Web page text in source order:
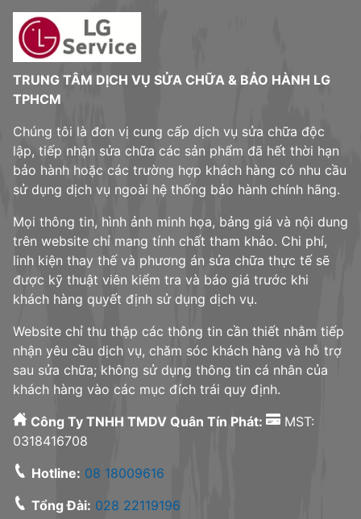
TRUNG TÂM DỊCH VỤ SỬA CHỮA & BẢO HÀNH LG
TPHCM
Chúng tôi là đơn vị cung cấp dịch vụ sửa chữa độc
lập, tiếp nhận sửa chữa các sản phẩm đã hết thời hạn
bảo hành hoặc các trường hợp khách hàng có nhu cầu
sử dụng dịch vụ ngoài hệ thống bảo hành chính hãng.
Mọi thông tin, hình ảnh minh họa, bảng giá và nội dung
trên website chỉ mang tính chất tham khảo. Chi phí,
linh kiện thay thế và phương án sửa chữa thực tế sẽ
được kỹ thuật viên kiểm tra và báo giá trước khi
khách hàng quyết định sử dụng dịch vụ.
Website chỉ thu thập các thông tin cần thiết nhằm tiếp
nhận yêu cầu dịch vụ, chăm sóc khách hàng và hỗ trợ
sau sửa chữa; không sử dụng thông tin cá nhân của
khách hàng vào các mục đích trái quy định.
Công Ty TNHH TMDV Quân Tín Phát:
MST:
0318416708
Hotline: 08 18009616
Tổng Đài: 028 22119196